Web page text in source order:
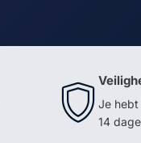
Je hebt
14